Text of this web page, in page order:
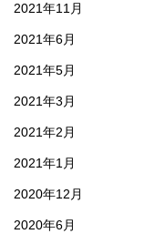
2021年11月
2021年6月
2021年5月
2021年3月
2021年2月
2021年1月
2020年12月
2020年6月